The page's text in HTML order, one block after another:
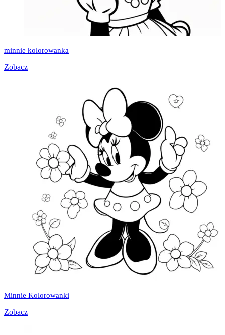
minnie kolorowanka
Zobacz
Minnie Kolorowanki
Zobacz